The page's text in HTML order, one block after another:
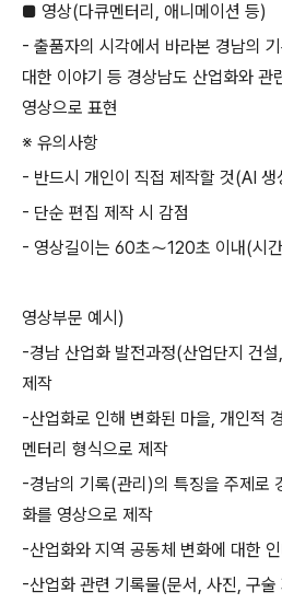
■ 영상(다큐멘터리 , 애니메이션 등)
- 출품자의 시각에서 바라본 경남의
대한 이야기 등 경상남도 산업화와 관
영상으로 표현
※ 유의사항
- 반드시 개인이 직접 제작할 것(AI 생
- 단순 편집 제작 시 감점
- 영상길이는 60초～120초 이내(시
영상부문 예시 )
-경남 산업화 발전과정(산업단지 건설,
제작
-산업화로 인해 변화된 마을, 개인적
멘터리 형식으로 제작
-경남의 기록(관리 )의 특징을 주제로
화를 영상으로 제작
-산업화와 지역 공동체 변화에 대한
-산업화 관련 기록물(문서, 사진, 구술